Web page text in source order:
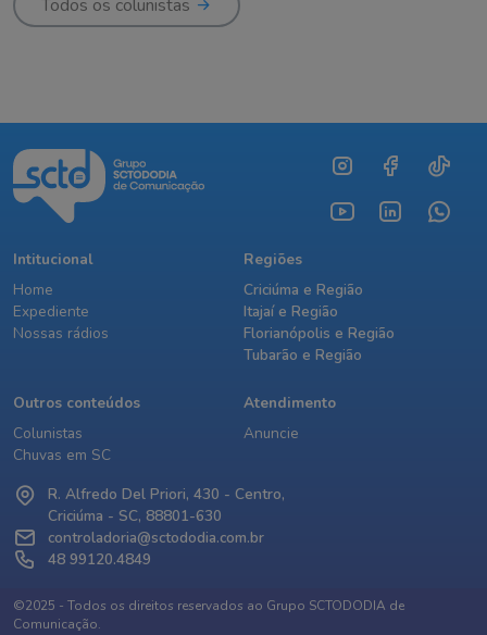
Todos os colunistas
Intitucional
Home
Expediente
Nossas rádios
Regiões
Criciúma e Região
Itajaí e Região
Florianópolis e Região
Tubarão e Região
Outros conteúdos
Colunistas
Chuvas em SC
Atendimento
Anuncie
R. Alfredo Del Priori, 430 - Centro,
Criciúma - SC, 88801-630
controladoria@sctododia.com.br
48 99120.4849
©2025 - Todos os direitos reservados ao Grupo SCTODODIA de
Comunicação.